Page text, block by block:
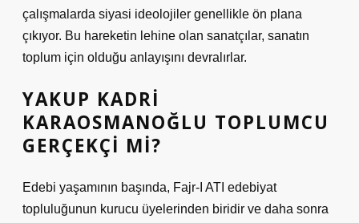
çalışmalarda siyasi ideolojiler genellikle ön plana
çıkıyor. Bu hareketin lehine olan sanatçılar, sanatın
toplum için olduğu anlayışını devralırlar.
YAKUP KADRI
KARAOSMANOĞLU TOPLUMCU
GERÇEKÇI MI?
Edebi yaşamının başında, Fajr-I ATI edebiyat
topluluğunun kurucu üyelerinden biridir ve daha sonra